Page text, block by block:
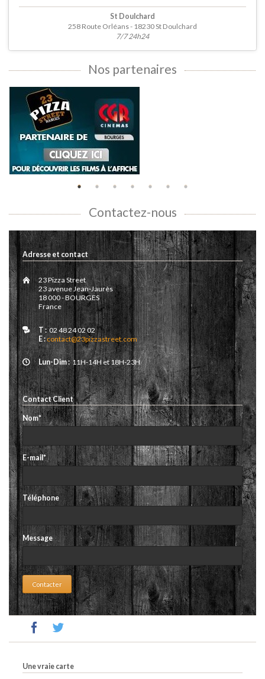
St Doulchard
258 Route Orléans - 18230 St Doulchard
7/7 24h24
Nos partenaires
Contactez-nous
Adresse et contact
23 Pizza Street
23 avenue Jean-Jaurès
18 000 - BOURGES
France
T :02 48 24 02 02
E :contact@23pizzastreet.com
Lun-Dim :11H-14H et 18H-23H
Contact Client
Nom*
E-mail*
Téléphone
Message
Contacter
Une vraie carte